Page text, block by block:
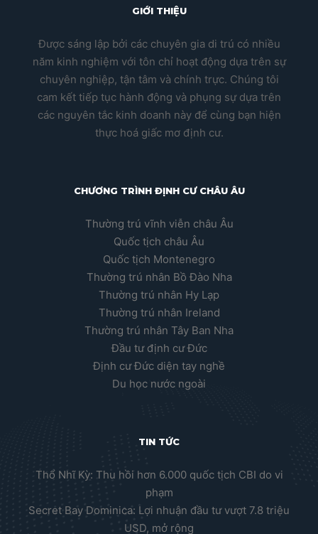
GIỚI THIỆU
Được sáng lập bởi các chuyên gia di trú có nhiều
năm kinh nghiệm với tôn chỉ hoạt động dựa trên sự
chuyên nghiệp, tận tâm và chính trực. Chúng tôi
cam kết tiếp tục hành động và phụng sự dựa trên
các nguyên tắc kinh doanh này để cùng bạn hiện
thực hoá giấc mơ định cư.
CHƯƠNG TRÌNH ĐỊNH CƯ CHÂU ÂU
Thường trú vĩnh viễn châu Âu
Quốc tịch châu Âu
Quốc tịch Montenegro
Thường trú nhân Bồ Đào Nha
Thường trú nhân Hy Lạp
Thường trú nhân Ireland
Thường trú nhân Tây Ban Nha
Đầu tư định cư Đức
Định cư Đức diện tay nghề
Du học nước ngoài
TIN TỨC
Thổ Nhĩ Kỳ: Thu hồi hơn 6.000 quốc tịch CBI do vi
phạm
Secret Bay Dominica: Lợi nhuận đầu tư vượt 7.8 triệu
USD, mở rộng